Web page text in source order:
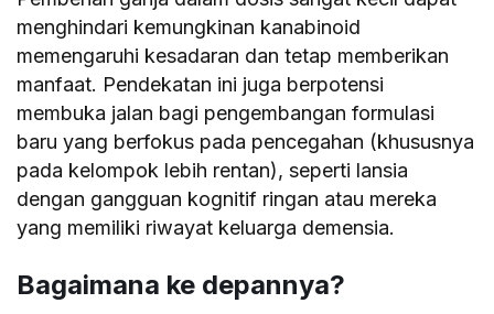
menghindari kemungkinan kanabinoid
memengaruhi kesadaran dan tetap memberikan
manfaat. Pendekatan ini juga berpotensi
membuka jalan bagi pengembangan formulasi
baru yang berfokus pada pencegahan (khususnya
pada kelompok lebih rentan), seperti lansia
dengan gangguan kognitif ringan atau mereka
yang memiliki riwayat keluarga demensia.
Bagaimana ke depannya?